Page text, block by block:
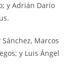
y Adrián Darío
Marcos
y Luis Ángel